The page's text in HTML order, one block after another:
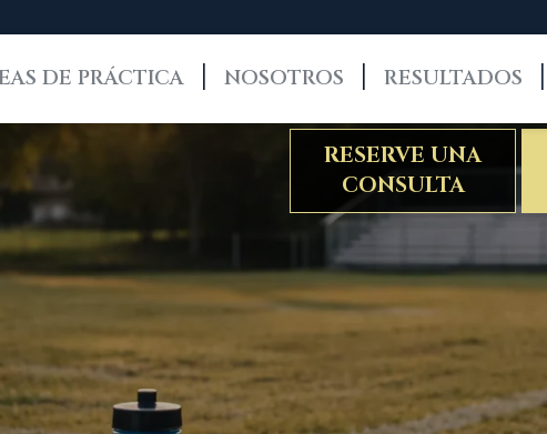
DE PRÁCTICA NOSOTROS RESULTADOS
RESERVE UNA
CONSULTA